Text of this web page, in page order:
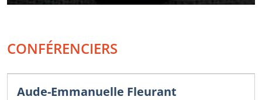
CONFÉRENCIERS
Aude-Emmanuelle Fleurant